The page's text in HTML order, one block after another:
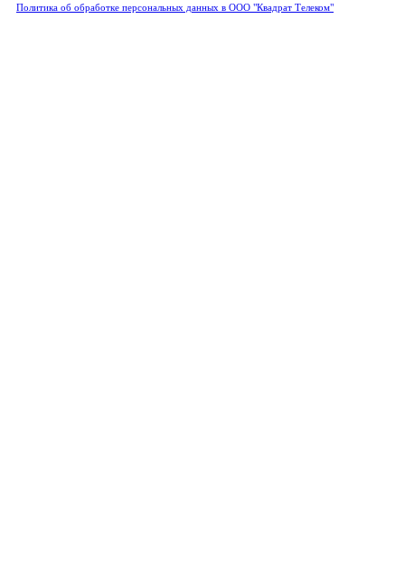
Политика об обработке персональных данных в ООО "Квадрат Телеком"